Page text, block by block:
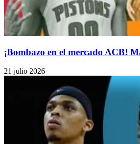
¡Bombazo en el mercado ACB!
21 julio 2026